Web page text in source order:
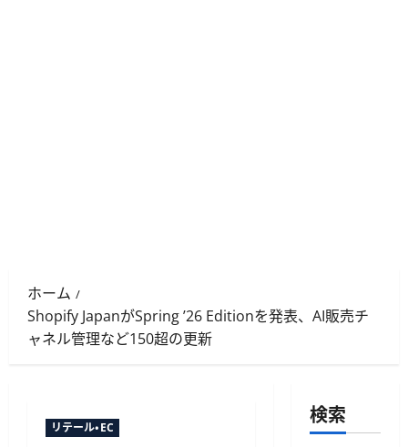
ホーム
Shopify JapanがSpring ’26 Editionを発表、AI販売チ
ャネル管理など150超の更新
リテール・EC
検索